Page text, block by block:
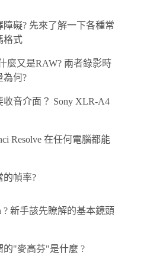
障礙? 先來了解一下各種常
格式
麼又是RAW? 兩者錄影時
為何?
收音介面？ Sony XLR-A4
Resolve 在任何電腦都能
的幀率?
? 新手該先瞭解的基本鏡頭
的"麥高芬"是什麼 ?